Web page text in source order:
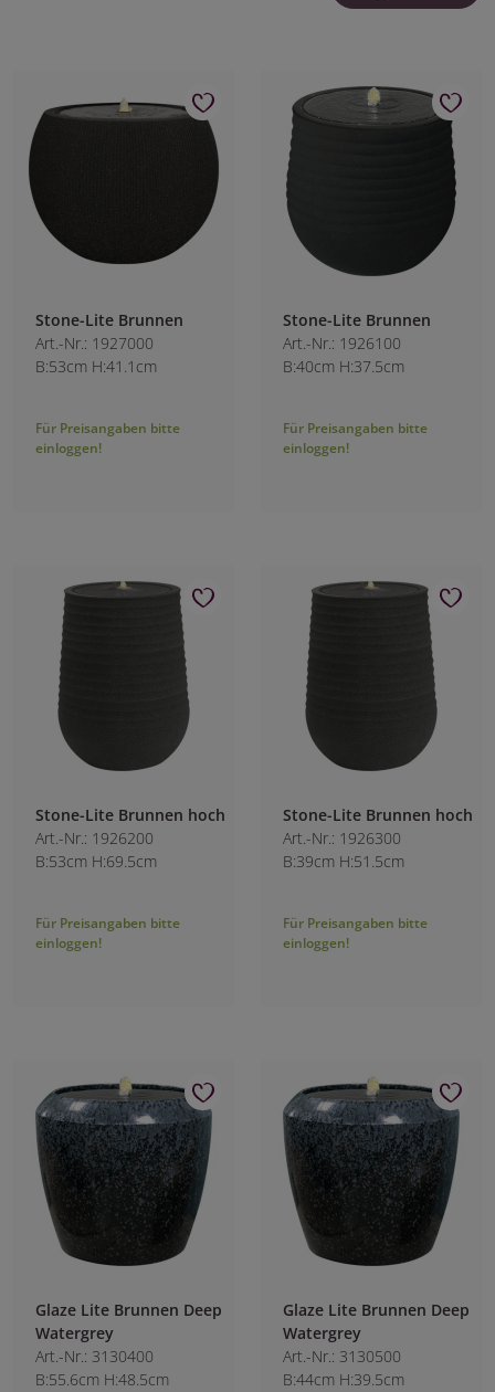
Stone-Lite Brunnen
Art.-Nr.: 1927000
B:53cm H:41.1cm
Für Preisangaben bitte
einloggen!
Stone-Lite Brunnen
Art.-Nr.: 1926100
B:40cm H:37.5cm
Für Preisangaben bitte
einloggen!
Stone-Lite Brunnen hoch
Art.-Nr.: 1926200
B:53cm H:69.5cm
Für Preisangaben bitte
einloggen!
Stone-Lite Brunnen hoch
Art.-Nr.: 1926300
B:39cm H:51.5cm
Für Preisangaben bitte
einloggen!
Glaze Lite Brunnen Deep
Watergrey
Art.-Nr.: 3130400
B:55.6cm H:48.5cm
Glaze Lite Brunnen Deep
Watergrey
Art.-Nr.: 3130500
B:44cm H:39.5cm